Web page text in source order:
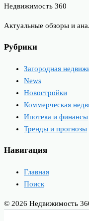
Недвижимость 360
Актуальные обзоры и
Рубрики
Загородная
News
Новостройки
Коммерческая
Ипотека и финансы
Тренды и прогнозы
Навигация
Главная
Поиск
© 2026 Недвижимость